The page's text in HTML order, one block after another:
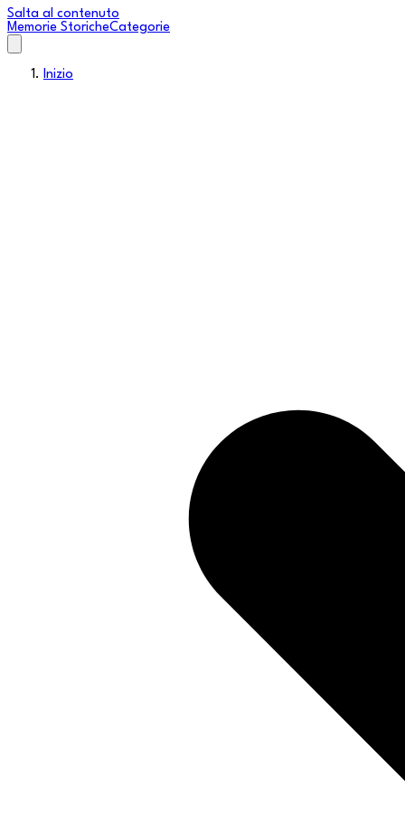
Salta al contenuto
Memorie StoricheCategorie
Inizio